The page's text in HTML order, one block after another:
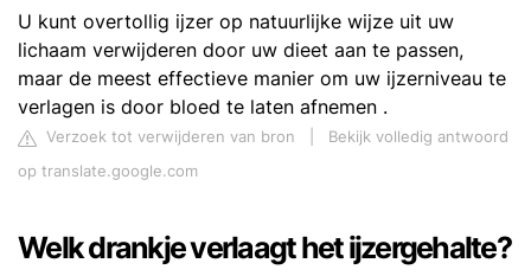
U kunt overtollig ijzer op natuurlijke wijze uit uw
lichaam verwijderen door uw dieet aan te passen,
maar de meest effectieve manier om uw ijzerniveau te
verlagen is door bloed te laten afnemen .
Verzoek tot verwijderen van bron
Bekijk volledig antwoord
op translate.google.com
Welk drankje verlaagt het ijzergehalte?